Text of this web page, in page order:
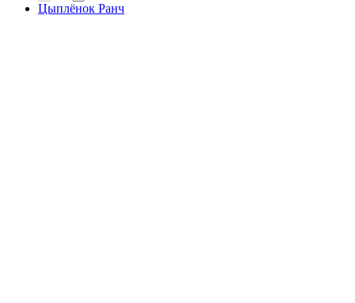
Цыплёнок Ранч